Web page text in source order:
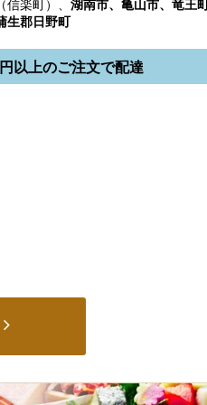
信楽町）、 湖南市、亀山市、竜王
生郡日野町
以上のご注文で配達